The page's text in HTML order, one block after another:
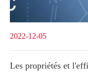
2022-12-05
Les propriétés et